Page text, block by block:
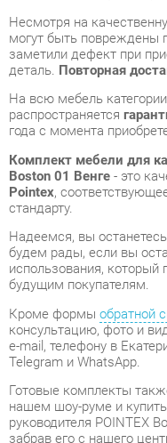
года с момента
Комплект мебели для
Boston 01 Венге- это
Pointex, соответствующее
стандарту.
Надеемся, вы останетесь
будем рады, если вы
использования, который
будущим покупателям.
Кроме формыобратной
консультацию, фото и
e-mail, телефону в
Telegram и WhatsApp.
Готовые комплекты
нашем шоу-руме и купить
забрав его с нашего
Полный список адресов и
контактов.
Материал
Цвет